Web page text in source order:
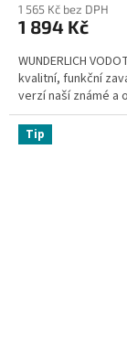
1 565 Kč bez DPH
1 894 Kč
WUNDERLICH
kvalitní, funkční
verzí naší známé a
Tip